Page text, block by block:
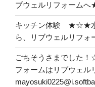
ブウェルリフォーム
キッチン体験 ★☆★
ら、リブウェルリフ
ごちそうさまでした
フォームはリブウェ